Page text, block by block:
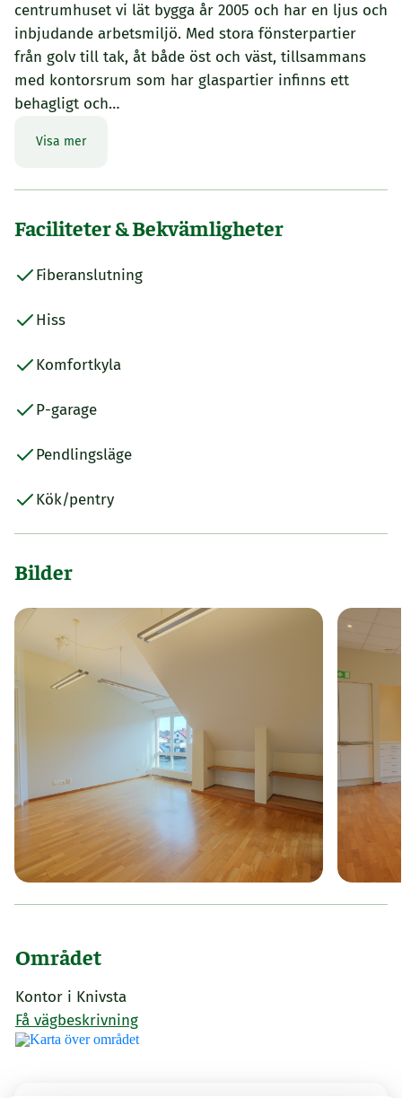
centrumhuset vi lät bygga år 2005 och har en ljus och
inbjudande arbetsmiljö. Med stora fönsterpartier
från golv till tak, åt både öst och väst, tillsammans
med kontorsrum som har glaspartier infinns ett
behagligt och…
Visa mer
Faciliteter & Bekvämligheter
Fiberanslutning
Hiss
Komfortkyla
P-garage
Pendlingsläge
Kök/pentry
Bilder
Området
Kontor i Knivsta
Få vägbeskrivning